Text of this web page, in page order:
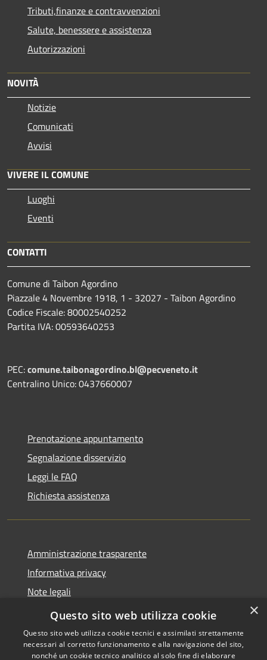
Tributi,finanze e contravvenzioni
Salute, benessere e assistenza
Autorizzazioni
NOVITÀ
Notizie
Comunicati
Avvisi
VIVERE IL COMUNE
Luoghi
Eventi
CONTATTI
Comune di Taibon Agordino
Piazzale 4 Novembre 1918, 1 - 32027 - Taibon Agordino
Codice Fiscale: 80002540252
Partita IVA: 00593640253
PEC:comune.taibonagordino.bl@pecveneto.it
Centralino Unico: 0437660007
Prenotazione appuntamento
Segnalazione disservizio
Leggi le FAQ
Richiesta assistenza
Amministrazione trasparente
Informativa privacy
Note legali
Dichiarazione di accessibilità
×
Questo sito web utilizza cookie
Questo sito web utilizza cookie tecnici e assimilati strettamente
necessari al corretto funzionamento e alla navigazione del sito,
nonché un cookie tecnico analitico al solo fine di elaborare